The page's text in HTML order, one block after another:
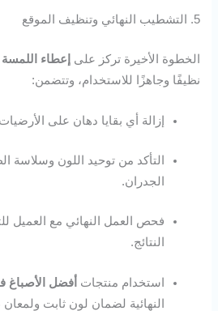
5. التشطيب النهائي وتنظيف الموقع
الخطوة الأخيرة تركز علىإعطاء اللمسة
نظيفًا وجاهزًا للاستخدام، وتتضمن:
إزالة أي بقايا دهان على
التأكد من توحيد اللون وسلاسة
الجدران.
فحص العمل النهائي مع العميل
النتائج.
استخدام منتجات أفضل الأصباغ في
النهائية لضمان لون ثابت